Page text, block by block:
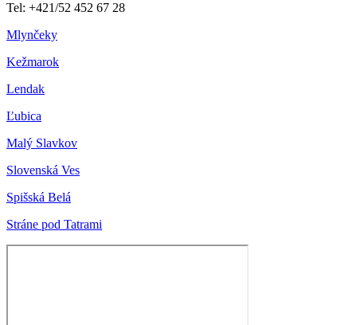
Tel: +421/52 452 67 28
Mlynčeky
Kežmarok
Lendak
Ľubica
Malý Slavkov
Slovenská Ves
Spišská Belá
Stráne pod Tatrami